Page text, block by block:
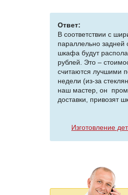
Ответ:
В соответствии с
параллельно задней
шкафа будут
рублей. Это –
считаются лучшими
недели (из-за
наш мастер, он
доставки, привозят
Изготовление